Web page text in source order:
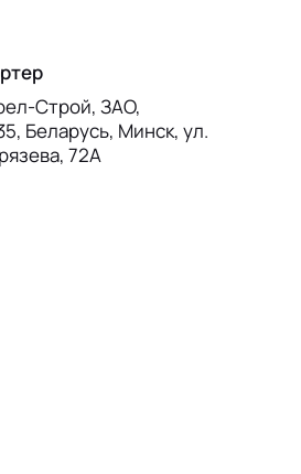
Строй, ЗАО,
Беларусь, Минск, ул.
72А